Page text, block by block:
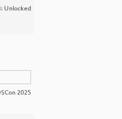
Unlocked
2025